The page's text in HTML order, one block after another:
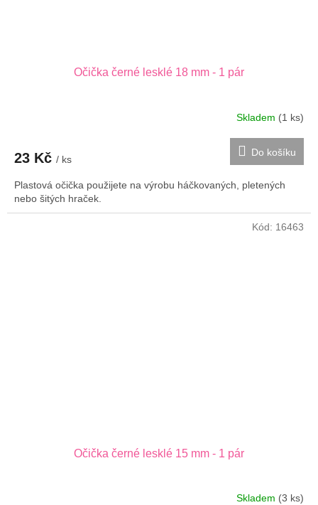
Očička černé lesklé 18 mm - 1 pár
Skladem (1 ks)
23 Kč / ks
Do košíku
Plastová očička použijete na výrobu háčkovaných, pletených
nebo šitých hraček.
Očička černé lesklé 15 mm - 1 pár
Skladem (3 ks)
Kód: 16463